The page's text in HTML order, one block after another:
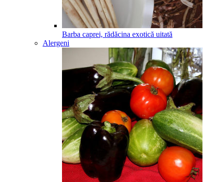
Barba caprei, rădăcina exotică uitată
Alergeni